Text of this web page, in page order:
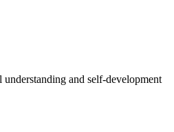
and self-development